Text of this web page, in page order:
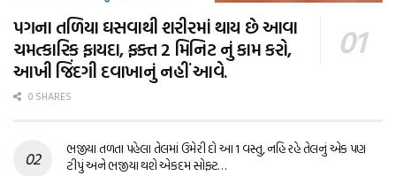
પગના તળિયા ઘસવાથી શરીરમાં થાય છે આવા
ચમત્કારિક ફાયદા, ફક્ત 2 મિનિટ નું કામ કરો,
આખી જિંદગી દવાખાનું નહીં આવે.
0 SHARES
ભજીયા તળતા પહેલા તેલમાં ઉમેરી દો આ 1 વસ્તુ, નહિ રહે તેલનું એક પણ
ટીપું અને ભજીયા થશે એકદમ સોફ્ટ…